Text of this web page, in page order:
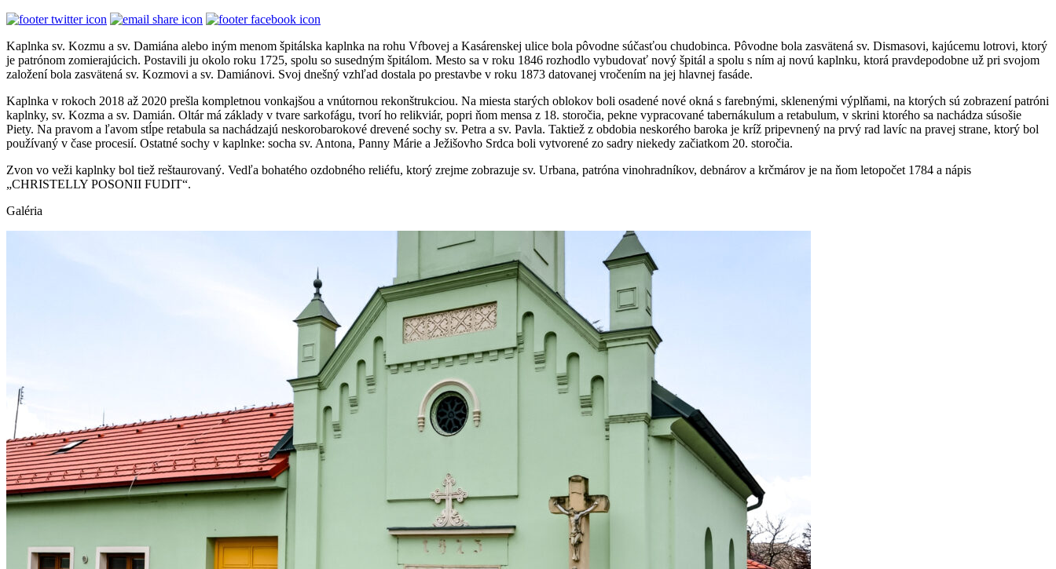
Kaplnka sv. Kozmu a sv. Damiána alebo iným menom špitálska kaplnka na rohu Vŕbovej a Kasárenskej ulice bola pôvodne súčasťou chudobinca. Pôvodne bola zasvätená sv. Dismasovi, kajúcemu lotrovi, ktorý
je patrónom zomierajúcich. Postavili ju okolo roku 1725, spolu so susedným špitálom. Mesto sa v roku 1846 rozhodlo vybudovať nový špitál a spolu s ním aj novú kaplnku, ktorá pravdepodobne už pri svojom
založení bola zasvätená sv. Kozmovi a sv. Damiánovi. Svoj dnešný vzhľad dostala po prestavbe v roku 1873 datovanej vročením na jej hlavnej fasáde.
Kaplnka v rokoch 2018 až 2020 prešla kompletnou vonkajšou a vnútornou rekonštrukciou. Na miesta starých oblokov boli osadené nové okná s farebnými, sklenenými výplňami, na ktorých sú zobrazení patróni
kaplnky, sv. Kozma a sv. Damián. Oltár má základy v tvare sarkofágu, tvorí ho relikviár, popri ňom mensa z 18. storočia, pekne vypracované tabernákulum a retabulum, v skrini ktorého sa nachádza súsošie
Piety. Na pravom a ľavom stĺpe retabula sa nachádzajú neskorobarokové drevené sochy sv. Petra a sv. Pavla. Taktiež z obdobia neskorého baroka je kríž pripevnený na prvý rad lavíc na pravej strane, ktorý bol
používaný v čase procesií. Ostatné sochy v kaplnke: socha sv. Antona, Panny Márie a Ježišovho Srdca boli vytvorené zo sadry niekedy začiatkom 20. storočia.
Zvon vo veži kaplnky bol tiež reštaurovaný. Vedľa bohatého ozdobného reliéfu, ktorý zrejme zobrazuje sv. Urbana, patróna vinohradníkov, debnárov a krčmárov je na ňom letopočet 1784 a nápis
„CHRISTELLY POSONII FUDIT“.
Galéria